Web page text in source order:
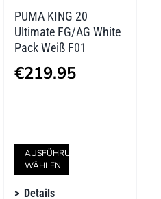
Produktseite
gewählt
werden
PUMA KING 20
Ultimate FG/AG White
Pack Weiß F01
€219.95
AUSFÜHRUNG
WÄHLEN
Dieses
Produkt
Details